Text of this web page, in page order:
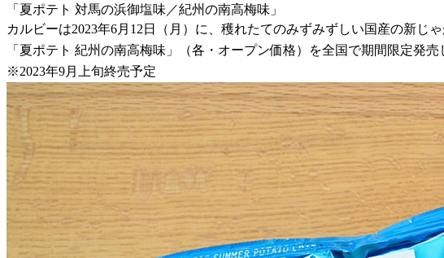
「夏ポテト 対馬の浜御塩味／紀州の南高梅味」
カルビーは2023年6月12日（月）に、穫れたてのみずみずしい国産の新
「夏ポテト 紀州の南高梅味」（各・オープン価格）を全国で期間限定発売
※2023年9月上旬終売予定